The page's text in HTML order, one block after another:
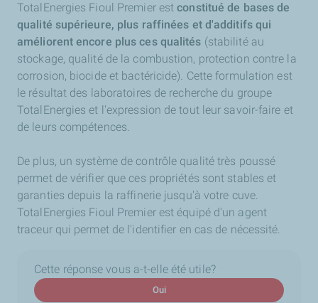
TotalEnergies Fioul Premier estconstitué de bases de
qualité supérieure, plus raffinées et d'additifs qui
améliorent encore plus ces qualités (stabilité au
stockage, qualité de la combustion, protection contre la
corrosion, biocide et bactéricide). Cette formulation est
le résultat des laboratoires de recherche du groupe
TotalEnergies et l'expression de tout leur savoir-faire et
de leurs compétences.
De plus, un système de contrôle qualité très poussé
permet de vérifier que ces propriétés sont stables et
garanties depuis la raffinerie jusqu'à votre cuve.
TotalEnergies Fioul Premier est équipé d'un agent
traceur qui permet de l'identifier en cas de nécessité.
Cette réponse vous a-t-elle été utile?
Oui